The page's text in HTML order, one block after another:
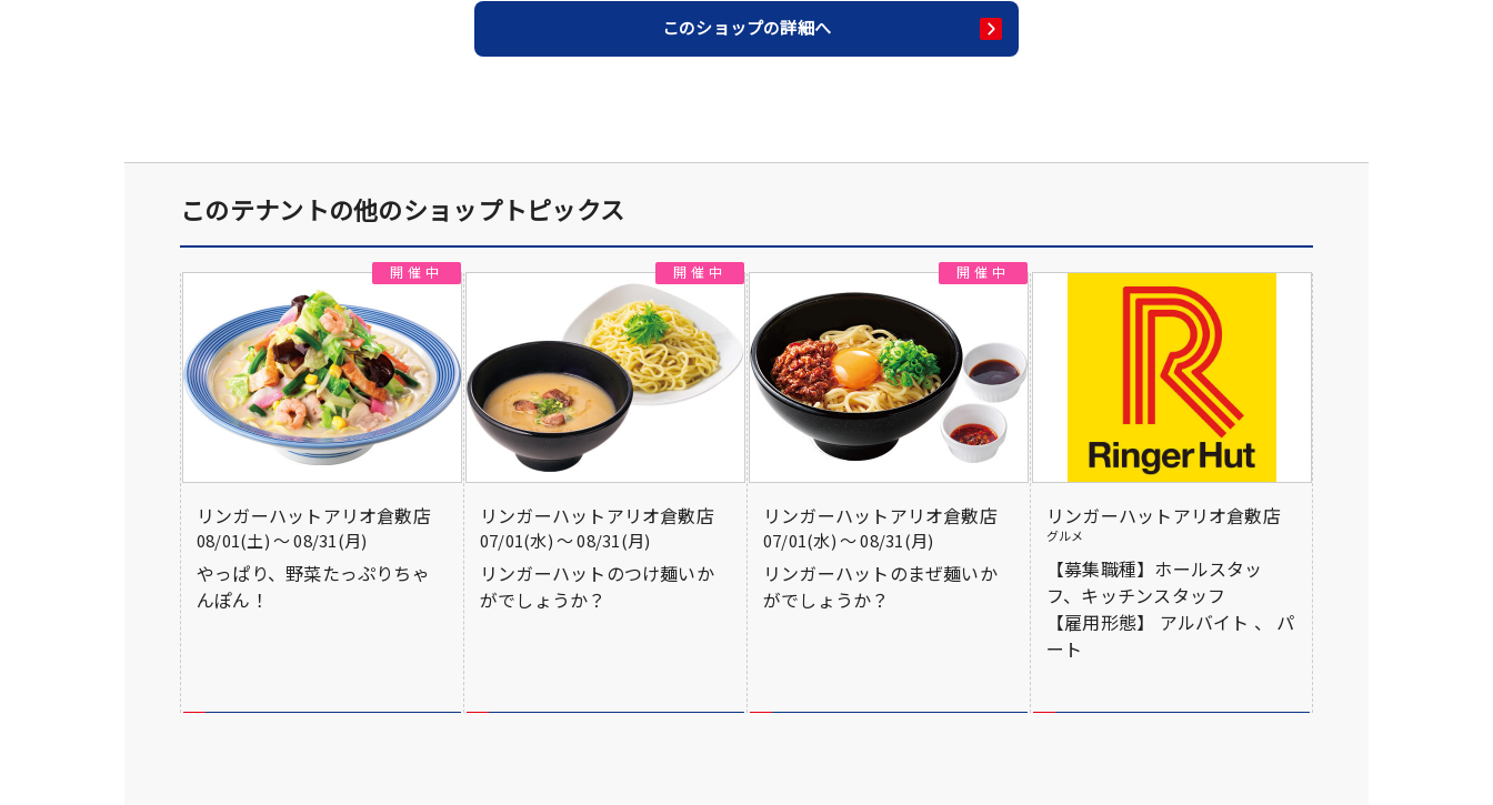
このショップの詳細へ
このテナントの他のショップトピックス
リンガーハットアリオ倉敷店
08/01(土) 〜 08/31(月)
やっぱり、野菜たっぷりちゃ
んぽん！
リンガーハットアリオ倉敷店
07/01(水) 〜 08/31(月)
リンガーハットのつけ麺いか
がでしょうか？
リンガーハットアリオ倉敷店
07/01(水) 〜 08/31(月)
リンガーハットのまぜ麺いか
がでしょうか？
リンガーハットアリオ倉敷店
グルメ
【募集職種】ホールスタッ
フ、キッチンスタッフ
【雇用形態】 アルバイト 、 パ
ート